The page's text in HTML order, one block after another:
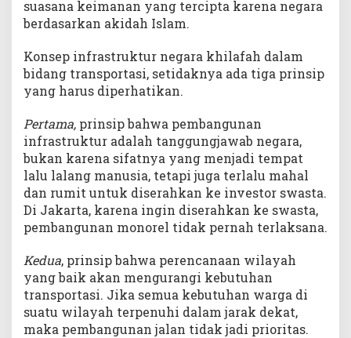
suasana keimanan yang tercipta karena negara
berdasarkan akidah Islam.
Konsep infrastruktur negara khilafah dalam
bidang transportasi, setidaknya ada tiga prinsip
yang harus diperhatikan.
Pertama, prinsip bahwa pembangunan
infrastruktur adalah tanggungjawab negara,
bukan karena sifatnya yang menjadi tempat
lalu lalang manusia, tetapi juga terlalu mahal
dan rumit untuk diserahkan ke investor swasta.
Di Jakarta, karena ingin diserahkan ke swasta,
pembangunan monorel tidak pernah terlaksana.
Kedua, prinsip bahwa perencanaan wilayah
yang baik akan mengurangi kebutuhan
transportasi. Jika semua kebutuhan warga di
suatu wilayah terpenuhi dalam jarak dekat,
maka pembangunan jalan tidak jadi prioritas.